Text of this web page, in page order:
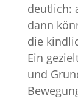
deutlich:
dann
die
Ein
und